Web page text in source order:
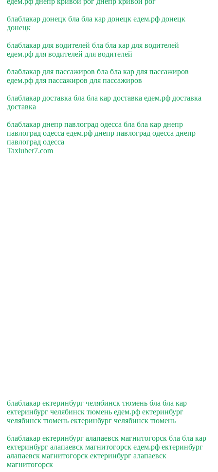
блаблакар донецк бла бла кар донецк едем.рф донецк
донецк
блаблакар для водителей бла бла кар для водителей
едем.рф для водителей для водителей
блаблакар для пассажиров бла бла кар для пассажиров
едем.рф для пассажиров для пассажиров
блаблакар доставка бла бла кар доставка едем.рф доставка
доставка
блаблакар днепр павлоград одесса бла бла кар днепр
павлоград одесса едем.рф днепр павлоград одесса днепр
павлоград одесса
Taxiuber7.com
блаблакар ектеринбург челябинск тюмень бла бла кар
ектеринбург челябинск тюмень едем.рф ектеринбург
челябинск тюмень ектеринбург челябинск тюмень
блаблакар ектеринбург алапаевск магнитогорск бла бла кар
ектеринбург алапаевск магнитогорск едем.рф ектеринбург
алапаевск магнитогорск ектеринбург алапаевск
магнитогорск